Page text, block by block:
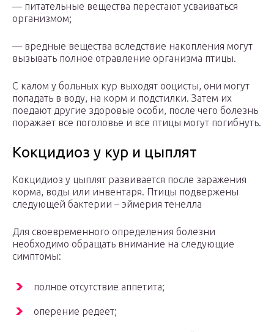
— питательные вещества перестают усваиваться
организмом;
— вредные вещества вследствие накопления могут
вызывать полное отравление организма птицы.
С калом у больных кур выходят ооцисты, они могут
попадать в воду, на корм и подстилки. Затем их
поедают другие здоровые особи, после чего болезнь
поражает все поголовье и все птицы могут погибнуть.
Кокцидиоз у кур и цыплят
Кокцидиоз у цыплят развивается после заражения
корма, воды или инвентаря. Птицы подвержены
следующей бактерии – эймерия тенелла
Для своевременного определения болезни
необходимо обращать внимание на следующие
симптомы:
полное отсутствие аппетита;
оперение редеет;